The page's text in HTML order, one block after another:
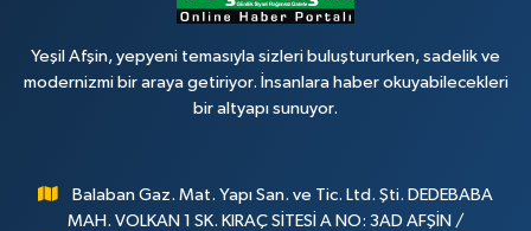
Yeşil Afşin, yepyeni temasıyla sizleri buluştururken, sadelik ve
modernizmi bir araya getiriyor. İnsanlara haber okuyabilecekleri
bir altyapı sunuyor.
Balaban Gaz. Mat. Yapı San. ve Tic. Ltd. Şti. DEDEBABA
MAH. VOLKAN 1 SK. KIRAÇ SİTESİ A NO: 3AD AFŞİN /